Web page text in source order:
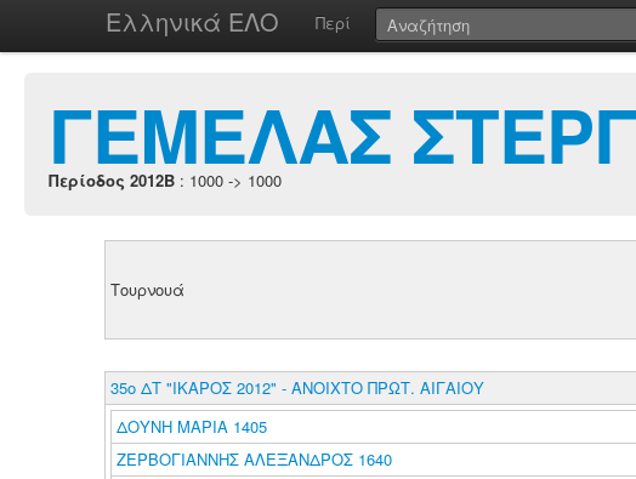
Ελληνικά ΕΛΟ Περί
ΓΕΜΕΛΑΣ
Περίοδος 2012B : 1000 -> 1000
Τουρνουά
35ο ΔΤ "ΙΚΑΡΟΣ 2012" - ΑΝΟΙΧΤΟ ΠΡΩΤ. ΑΙΓΑΙΟΥ
ΔΟΥΝΗ ΜΑΡΙΑ 1405
ΖΕΡΒΟΓΙΑΝΝΗΣ ΑΛΕΞΑΝΔΡΟΣ 1640